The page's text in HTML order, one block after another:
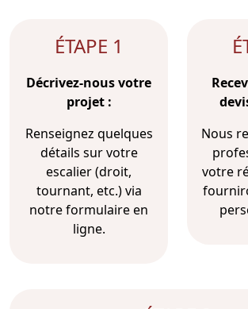
ÉTAPE 1
Décrivez-nous votre
projet :
Renseignez quelques
détails sur votre
escalier (droit,
tournant, etc.) via
notre formulaire en
ligne.
Nous
votre